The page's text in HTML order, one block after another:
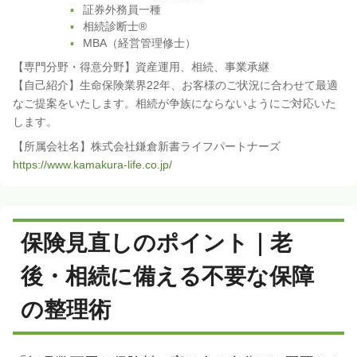
証券外務員一種
相続診断士®
MBA（経営管理修士）
【専門分野・得意分野】資産運用、相続、事業承継
【自己紹介】生命保険業界22年、お客様のご状況に合わせて最適
なご提案をいたします。相続が争族にならないようにご対応いた
します。
【所属会社名】株式会社鎌倉新書ライフパートナーズ
https://www.kamakura-life.co.jp/
保険見直しのポイント｜老
後・相続に備える不要な保障
の整理術